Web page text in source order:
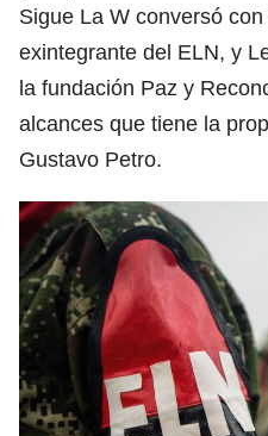
Sigue La W conversó
exintegrante del ELN, y
la fundación Paz y
alcances que tiene la
Gustavo Petro.